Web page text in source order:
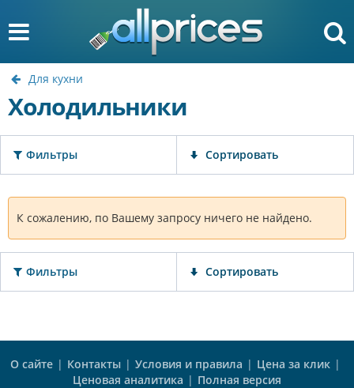
Для кухни
Холодильники
Фильтры Сортировать
К сожалению, по Вашему запросу ничего не найдено.
Фильтры Сортировать
О сайте | Контакты | Условия и правила | Цена за клик |
Ценовая аналитика | Полная версия